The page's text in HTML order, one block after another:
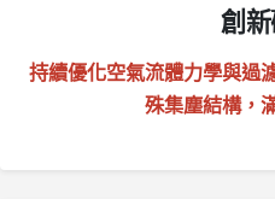
創
持續優化空氣流體力學與過
殊集塵結構，